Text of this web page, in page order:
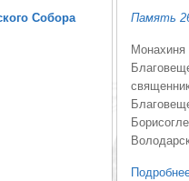
Собора Память